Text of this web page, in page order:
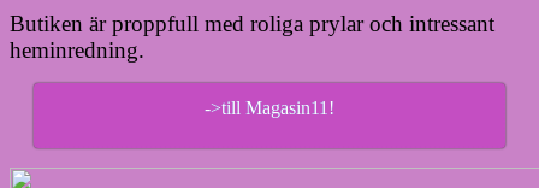
Butiken är proppfull med roliga prylar och intressant
heminredning.
->till Magasin11!